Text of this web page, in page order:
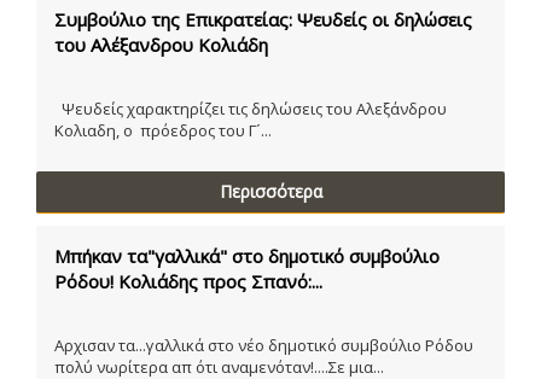
Συμβούλιο της Επικρατείας: Ψευδείς οι δηλώσεις
του Αλέξανδρου Κολιάδη
Ψευδείς χαρακτηρίζει τις δηλώσεις του Αλεξάνδρου
Κολιαδη, ο πρόεδρος του Γ´...
Περισσότερα
Μπήκαν τα"γαλλικά" στο δημοτικό συμβούλιο
Ρόδου! Κολιάδης προς Σπανό:...
Αρχισαν τα...γαλλικά στο νέο δημοτικό συμβούλιο Ρόδου
πολύ νωρίτερα απ ότι αναμενόταν!....Σε μια...